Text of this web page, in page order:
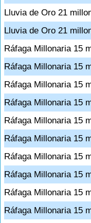
Lluvia de Oro 21
Lluvia de Oro 21
Ráfaga Millonaria 15
Ráfaga Millonaria 15
Ráfaga Millonaria 15
Ráfaga Millonaria 15
Ráfaga Millonaria 15
Ráfaga Millonaria 15
Ráfaga Millonaria 15
Ráfaga Millonaria 15
Ráfaga Millonaria 15
Ráfaga Millonaria 15